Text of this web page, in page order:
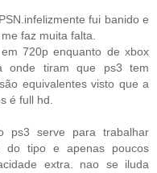
fui banido e
faz muita falta.
720p enquanto de xbox
onde tiram que ps3 tem
equivalentes visto que a
é full hd.
ps3 serve para trabalhar
do tipo e apenas poucos
extra. nao se iluda